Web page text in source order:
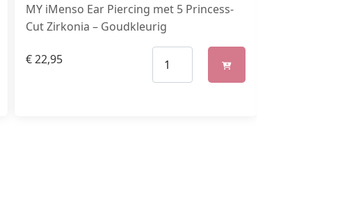
MY iMenso Ear Piercing met 5 Princess-
Cut Zirkonia – Goudkleurig
€22,95